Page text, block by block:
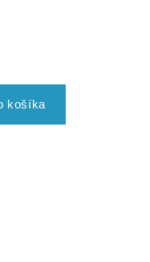
košíka